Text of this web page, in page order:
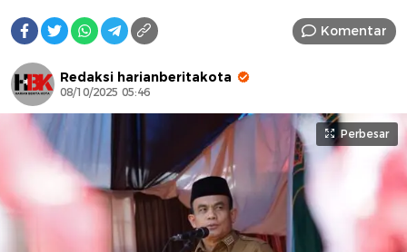
Komentar
Redaksi harianberitakota
08/10/2025 05:46
Perbesar